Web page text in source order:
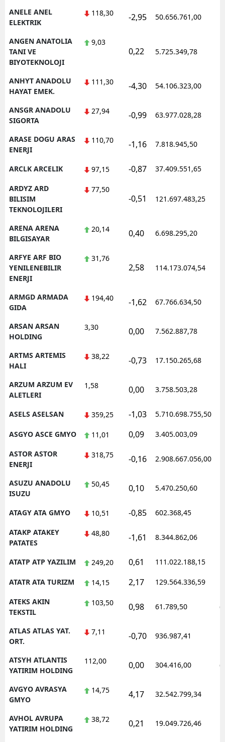
ANELE ANEL
ELEKTRIK
118,30 -2,95 50.656.761,00
ANGEN ANATOLIA
TANI VE
BIYOTEKNOLOJI
9,03
0,22 5.725.349,78
ANHYT ANADOLU
HAYAT EMEK.
111,30 -4,30 54.106.323,00
ANSGR ANADOLU
SIGORTA
27,94 -0,99 63.977.028,28
ARASE DOGU ARAS
ENERJI
110,70 -1,16 7.818.945,50
ARCLK ARCELIK 97,15 -0,87 37.409.551,65
ARDYZ ARD
BILISIM
TEKNOLOJILERI
77,50
-0,51 121.697.483,25
ARENA ARENA
BILGISAYAR
20,14 0,40 6.698.295,20
ARFYE ARF BIO
YENILENEBILIR
ENERJI
31,76
2,58 114.173.074,54
ARMGD ARMADA
GIDA
194,40 -1,62 67.766.634,50
ARSAN ARSAN
HOLDING
3,30 0,00 7.562.887,78
ARTMS ARTEMIS
HALI
38,22 -0,73 17.150.265,68
ARZUM ARZUM EV
ALETLERI
1,58 0,00 3.758.503,28
ASELS ASELSAN 359,25 -1,03 5.710.698.755,50
ASGYO ASCE GMYO 11,01 0,09 3.405.003,09
ASTOR ASTOR
ENERJI
318,75 -0,16 2.908.667.056,00
ASUZU ANADOLU
ISUZU
50,45 0,10 5.470.250,60
ATAGY ATA GMYO 10,51 -0,85 602.368,45
ATAKP ATAKEY
PATATES
48,80 -1,61 8.344.862,06
ATATP ATP YAZILIM 249,20 0,61 111.022.188,15
ATATR ATA TURIZM 14,15 2,17 129.564.336,59
ATEKS AKIN
TEKSTIL
103,50 0,98 61.789,50
ATLAS ATLAS YAT.
ORT.
7,11 -0,70 936.987,41
ATSYH ATLANTIS
YATIRIM HOLDING
112,00 0,00 304.416,00
AVGYO AVRASYA
GMYO
14,75 4,17 32.542.799,34
AVHOL AVRUPA
YATIRIM HOLDING
38,72 0,21 19.049.726,46